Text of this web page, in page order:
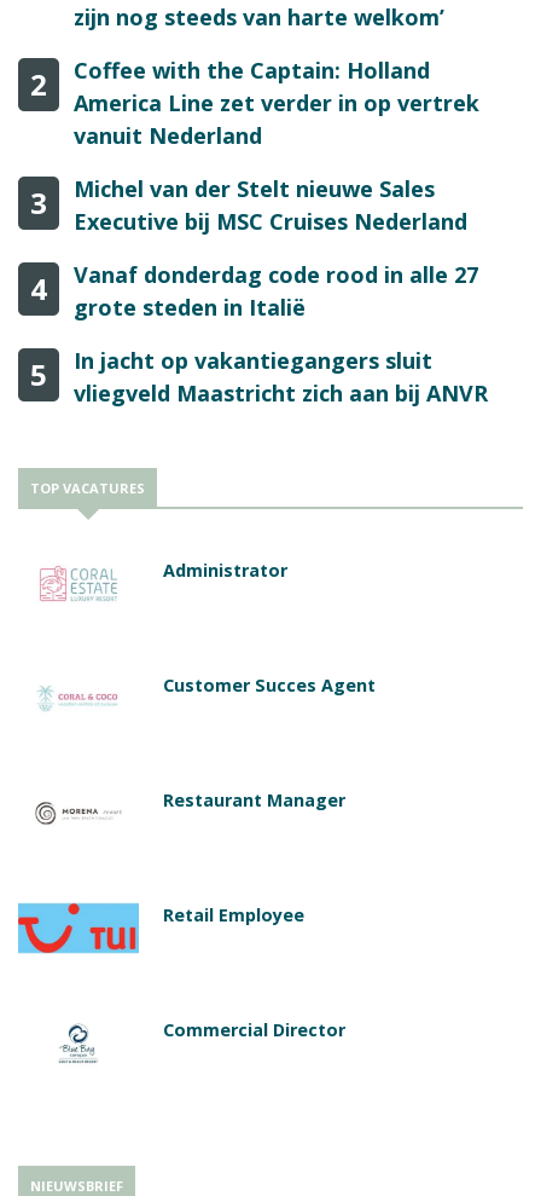
zijn nog steeds van harte welkom’
2
Coffee with the Captain: Holland
America Line zet verder in op vertrek
vanuit Nederland
3
Michel van der Stelt nieuwe Sales
Executive bij MSC Cruises Nederland
4
Vanaf donderdag code rood in alle 27
grote steden in Italië
5
In jacht op vakantiegangers sluit
vliegveld Maastricht zich aan bij ANVR
TOP VACATURES
Administrator
Customer Succes Agent
Restaurant Manager
Retail Employee
Commercial Director
NIEUWSBRIEF